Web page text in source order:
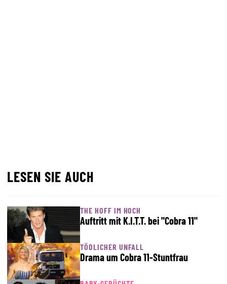
LESEN SIE AUCH
THE HOFF IM HOCH
Auftritt mit K.I.T.T. bei "Cobra 11"
TÖDLICHER UNFALL
Drama um Cobra 11-Stuntfrau